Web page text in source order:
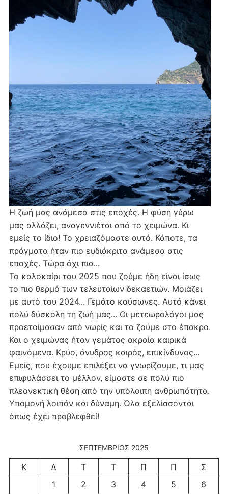
Η ζωή μας ανάμεσα στις εποχές. Η φύση γύρω
μας αλλάζει, αναγεννιέται από το χειμώνα. Κι
εμείς το ίδιο! Το χρειαζόμαστε αυτό. Κάποτε, τα
πράγματα ήταν πιο ευδιάκριτα ανάμεσα στις
εποχές. Τώρα όχι πια...
Το καλοκαίρι του 2025 που ζούμε ήδη είναι ίσως
το πιο θερμό των τελευταίων δεκαετιών. Μοιάζει
με αυτό του 2024... Γεμάτο καύσωνες. Αυτό κάνει
πολύ δύσκολη τη ζωή μας... Οι μετεωρολόγοι μας
προετοίμασαν από νωρίς και το ζούμε στο έπακρο.
Και ο χειμώνας ήταν γεμάτος ακραία καιρικά
φαινόμενα. Κρύο, άνυδρος καιρός, επικίνδυνος...
Εμείς, που έχουμε επιλέξει να γνωρίζουμε, τι μας
επιφυλάσσει το μέλλον, είμαστε σε πολύ πιο
πλεονεκτική θέση από την υπόλοιπη ανθρωπότητα.
Υπομονή λοιπόν και δύναμη. Όλα εξελίσσονται
όπως έχει προβλεφθεί!
ΣΕΠΤΈΜΒΡΙΟΣ 2025
Κ Δ Τ Τ Π Π
Σ
1
2 3 4 5
6